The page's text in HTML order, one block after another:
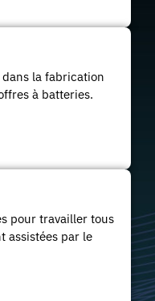
la fabrication
à batteries.
pour travailler tous
assistées par le